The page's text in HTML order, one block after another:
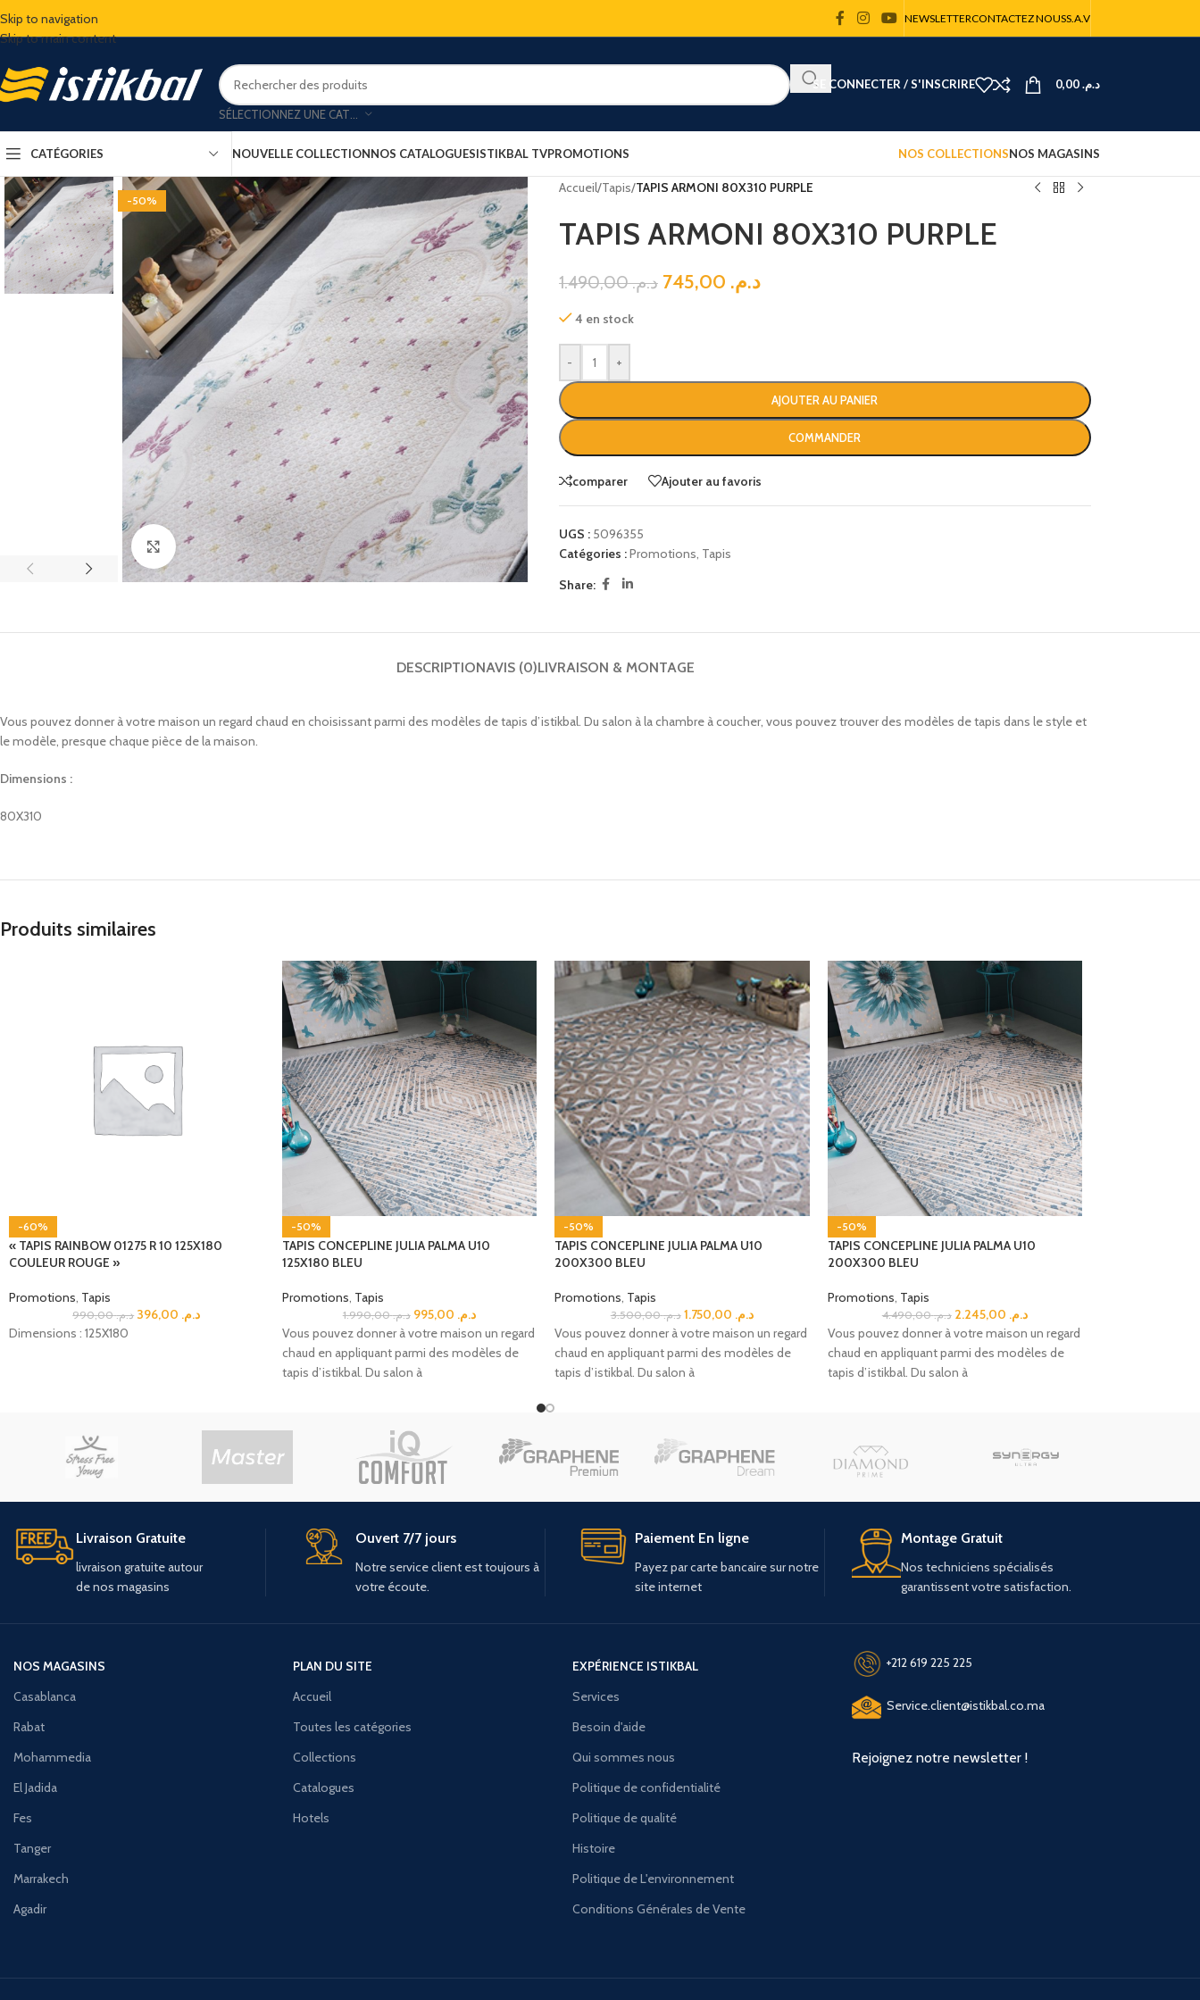
Skip to navigation
Skip to main content
NEWSLETTERCONTACTEZ NOUSS.A.V
SE CONNECTER / S'INSCRIRE د.م.
CATÉGORIES NOUVELLE COLLECTIONNOS CATALOGUESISTIKBAL TVPROMOTIONS NOS COLLECTIONSNOS MAGASINS
-50%
Click to enlarge
Accueil/Tapis/TAPIS ARMONI 80X310 PURPLE
TAPIS ARMONI 80X310 PURPLE
د.م.1.490,00 د.م.
4 en stock
- +
AJOUTER AU PANIER
COMMANDER
comparer Ajouter au favoris
UGS : 5096355
Catégories :Promotions, Tapis
Share:
DESCRIPTIONAVIS (0)LIVRAISON & MONTAGE
Vous pouvez donner à votre maison un regard chaud en choisissant parmi des modèles de tapis d’istikbal. Du salon à la chambre à coucher, vous pouvez trouver des modèles de tapis dans le style et
le modèle, presque chaque pièce de la maison.
Dimensions :
80X310
Produits similaires
-60%
« TAPIS RAINBOW 01275 R 10 125X180
COULEUR ROUGE »
Promotions Tapis
د.م.990,00 د.م.
Dimensions : 125X180
-50%
TAPIS CONCEPLINE JULIA PALMA U10
125X180 BLEU
Promotions Tapis
د.م.1.990,00 د.م.
Vous pouvez donner à votre maison un regard
chaud en appliquant parmi des modèles de
tapis d’istikbal. Du salon à
-50%
TAPIS CONCEPLINE JULIA PALMA U10
200X300 BLEU
Promotions Tapis
د.م.3.500,00 د.م.
Vous pouvez donner à votre maison un regard
chaud en appliquant parmi des modèles de
tapis d’istikbal. Du salon à
-50%
TAPIS CONCEPLINE JULIA PALMA U10
200X300 BLEU
Promotions Tapis
د.م.4.490,00 د.م.
Vous pouvez donner à votre maison un regard
chaud en appliquant parmi des modèles de
tapis d’istikbal. Du salon à
Livraison Gratuite
livraison gratuiteautour
denos magasins
Ouvert 7/7 jours
Notre service client est toujours à
votre écoute.
Paiement En ligne
Payez par carte bancaire sur notre
site internet
Montage Gratuit
Nos techniciens spécialisés
garantissent votre satisfaction.
NOS MAGASINS
Casablanca
Rabat
Mohammedia
El Jadida
Fes
Tanger
Marrakech
Agadir
PLAN DU SITE
Accueil
Toutes les catégories
Collections
Catalogues
Hotels
EXPÉRIENCE ISTIKBAL
Services
Besoin d'aide
Qui sommes nous
Politique de confidentialité
Politique de qualité
Histoire
Politique de L'environnement
Conditions Générales de Vente
+212 619 225 225
Service.client@istikbal.co.ma
Rejoignez notre newsletter !